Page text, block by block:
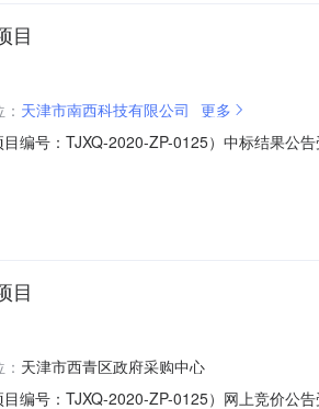
目
天津市南西科技有限公司 更多
编号：TJXQ-2020-ZP-0125）中标结果公
机（不包括移动工作站）项目2.项目编号
目
天津市西青区政府采购中心
编号：TJXQ-2020-ZP-0125）网上竞价公